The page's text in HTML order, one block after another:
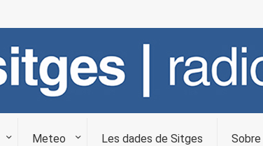
Meteo Les dades de Sitges Sobre